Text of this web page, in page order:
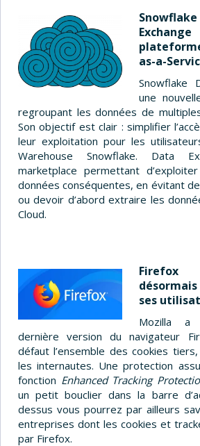
as-a-
Snowflake
une
regroupant les données de
Son objectif est clair : simplifier
leur exploitation pour les
Warehouse Snowflake. Data
marketplace permettant
données conséquentes, en évitant
ou devoir d’abord extraire les
Cloud.
ses
Mozilla a
dernière version du navigateur
défaut l’ensemble des cookies
les internautes. Une protection
fonction Enhanced Tracking
un petit bouclier dans la barre
dessus vous pourrez par ailleurs
entreprises dont les cookies et
par Firefox.